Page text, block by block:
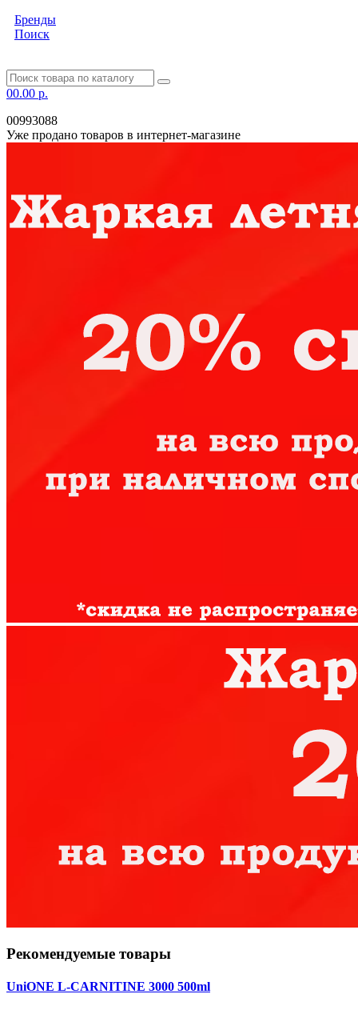
Бренды
Поиск
00.00 р.
00993088
Уже продано товаров в интернет-магазине
Рекомендуемые товары
UniONE L-CARNITINE 3000 500ml